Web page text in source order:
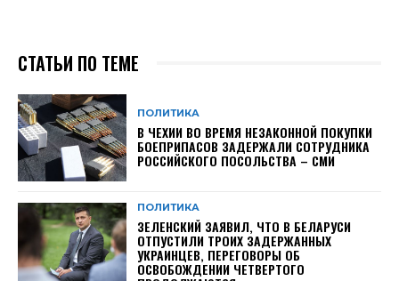
СТАТЬИ ПО ТЕМЕ
ПОЛИТИКА
В ЧЕХИИ ВО ВРЕМЯ НЕЗАКОННОЙ ПОКУПКИ
БОЕПРИПАСОВ ЗАДЕРЖАЛИ СОТРУДНИКА
РОССИЙСКОГО ПОСОЛЬСТВА – СМИ
ПОЛИТИКА
ЗЕЛЕНСКИЙ ЗАЯВИЛ, ЧТО В БЕЛАРУСИ
ОТПУСТИЛИ ТРОИХ ЗАДЕРЖАННЫХ
УКРАИНЦЕВ, ПЕРЕГОВОРЫ ОБ
ОСВОБОЖДЕНИИ ЧЕТВЕРТОГО